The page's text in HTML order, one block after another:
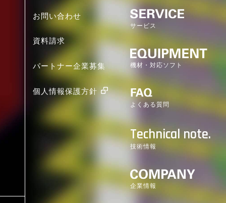
お問い合わせ
資料請求
パートナー企業募集
個人情報保護方針
サービス
機材・対応ソフト
よくある質問
Technical note.
技術情報
企業情報